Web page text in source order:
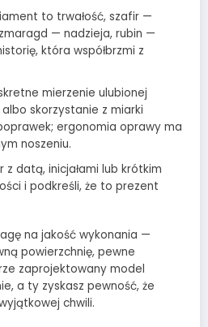
to trwałość, szafir —
— nadzieja, rubin —
która współbrzmi z
mierzenie ulubionej
skorzystanie z miarki
ergonomia oprawy ma
noszeniu.
z datą, inicjałami lub krótkim
i podkreśli, że to prezent
na jakość wykonania —
powierzchnię, pewne
zaprojektowany model
a ty zyskasz pewność, że
chwili.